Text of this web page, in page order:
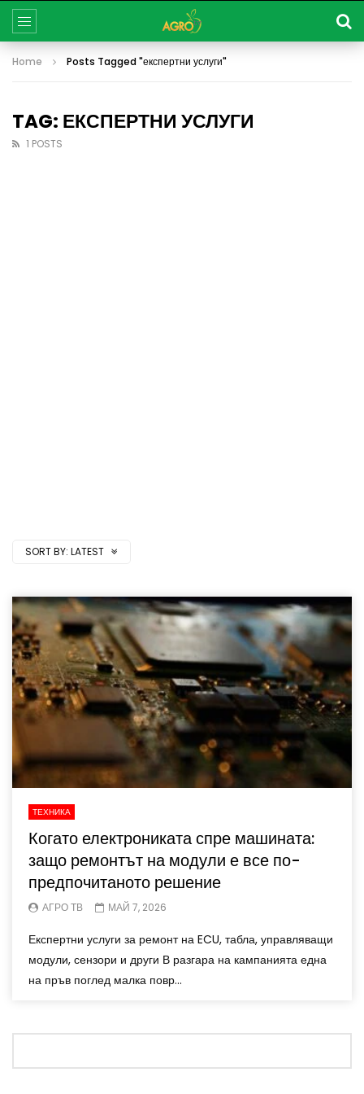
Home Posts Tagged "експертни услуги"
TAG: ЕКСПЕРТНИ УСЛУГИ
1 POSTS
SORT BY: LATEST
ТЕХНИКА
Когато електрониката спре машината:
защо ремонтът на модули е все по-
предпочитаното решение
АГРО ТВ МАЙ 7, 2026
Експертни услуги за ремонт на ECU, табла, управляващи
модули, сензори и други В разгара на кампанията една
на пръв поглед малка повр...